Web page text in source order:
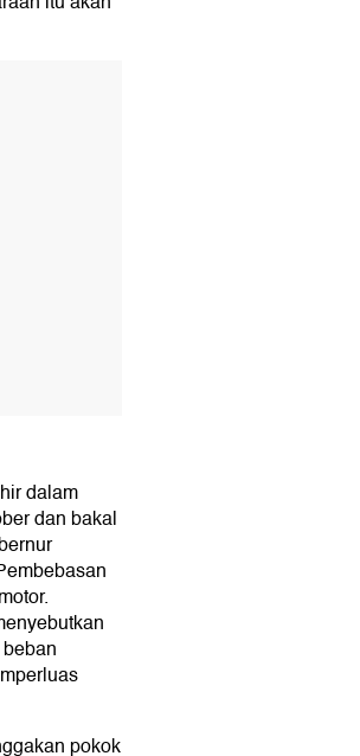
dalam
dan bakal
pokok